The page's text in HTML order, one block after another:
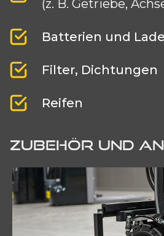
(z. B. Getriebe,
Batterien und
Filter, Dichtungen
Reifen
ZUBEHÖR UND